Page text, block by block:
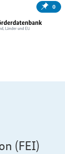
0
(FEI)